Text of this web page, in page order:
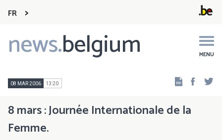
FR
news.belgium MENU
Main
navigation
08 MAR 2006 13:20
8 mars : Journée Internationale de la
Femme.